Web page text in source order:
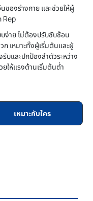
ของร่างกาย และช่วยให้ผู้
Rep
ง่าย ไม่ต้องปรับซับซ้อน
ก เหมาะทั้งผู้เริ่มต้นและผู้
บและปกป้องลำตัวระหว่าง
ให้แรงต้านเริ่มต้นต่ำ
เหมาะกับใคร